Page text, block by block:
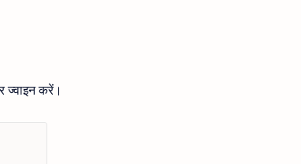
ज्वाइन करें।